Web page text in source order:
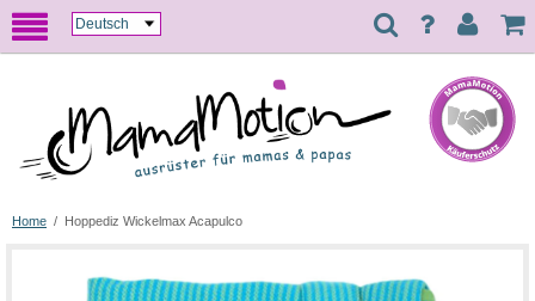
Home / Hoppediz Wickelmax Acapulco